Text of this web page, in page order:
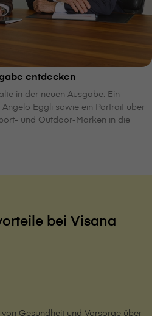
entdecken
in der neuen Ausgabe: Ein
Eggli sowie ein Portrait über
und Outdoor-Marken in die
bei V⁠i⁠s⁠a⁠n⁠a
Gesundheit und Vorsorge über